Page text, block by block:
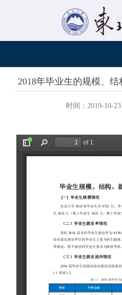
2018年毕业生的规模、
时间：2019-10-23